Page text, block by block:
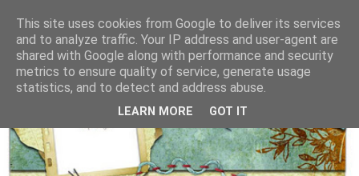
This site uses cookies from Google to deliver its services
and to analyze traffic. Your IP address and user-agent are
shared with Google along with performance and security
metrics to ensure quality of service, generate usage
statistics, and to detect and address abuse.
LEARN MORE GOT IT